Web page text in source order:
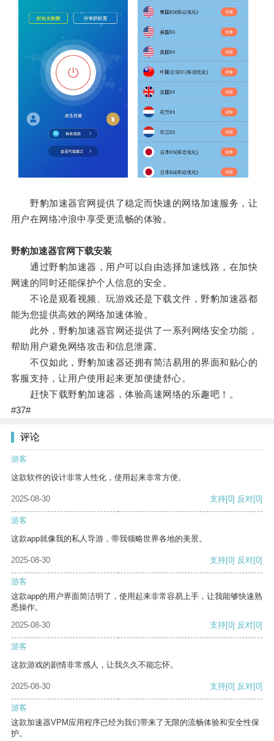
野豹加速器官网提供了稳定而快速的网络加速服务，让
用户在网络冲浪中享受更流畅的体验。
野豹加速器官网下载安装
通过野豹加速器，用户可以自由选择加速线路，在加快
网速的同时还能保护个人信息的安全。
不论是观看视频、玩游戏还是下载文件，野豹加速器都
能为您提供高效的网络加速体验。
此外，野豹加速器官网还提供了一系列网络安全功能，
帮助用户避免网络攻击和信息泄露。
不仅如此，野豹加速器还拥有简洁易用的界面和贴心的
客服支持，让用户使用起来更加便捷舒心。
赶快下载野豹加速器，体验高速网络的乐趣吧！。
#37#
评论
游客
这款软件的设计非常人性化，使用起来非常方便。
2025-08-30 支持[0] 反对[0]
游客
这款app就像我的私人导游，带我领略世界各地的美景。
2025-08-30 支持[0] 反对[0]
游客
这款app的用户界面简洁明了，使用起来非常容易上手，让我能够快速熟
悉操作。
2025-08-30
支持[0] 反对[0]
游客
这款游戏的剧情非常感人，让我久久不能忘怀。
2025-08-30 支持[0] 反对[0]
游客
这款加速器VPM应用程序已经为我们带来了无限的流畅体验和安全性保
护。